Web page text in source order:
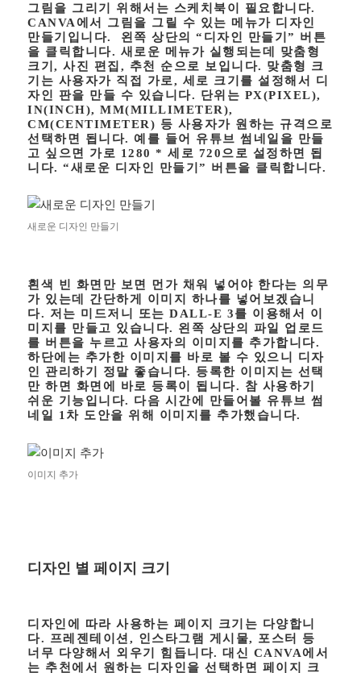
그림을 그리기 위해서는 스케치북이 필요합니다.
CANVA에서 그림을 그릴 수 있는 메뉴가 디자인
만들기입니다. 왼쪽 상단의 “ 디자인 만들기” 버튼
을 클릭합니다. 새로운 메뉴가 실행되는데 맞춤형
크기, 사진 편집, 추천 순으로 보입니다. 맞춤형 크
기는 사용자가 직접 가로, 세로 크기를 설정해서 디
자인 판을 만들 수 있습니다. 단위는 PX(PIXEL),
IN(INCH), MM(MILLIMETER),
CM(CENTIMETER) 등 사용자가 원하는 규격으로
선택하면 됩니다. 예를 들어 유튜브 썸네일을 만들
고 싶으면 가로 1280 * 세로 720으로 설정하면 됩
니다. “새로운 디자인 만들기” 버튼을 클릭합니다.
새로운 디자인 만들기
흰색 빈 화면만 보면 먼가 채워 넣어야 한다는 의무
가 있는데 간단하게 이미지 하나를 넣어보겠습니
다. 저는 미드저니 또는 DALL-E 3를 이용해서 이
미지를 만들고 있습니다. 왼쪽 상단의 파일 업로드
를 버튼을 누르고 사용자의 이미지를 추가합니다.
하단에는 추가한 이미지를 바로 볼 수 있으니 디자
인 관리하기 정말 좋습니다. 등록한 이미지는 선택
만 하면 화면에 바로 등록이 됩니다. 참 사용하기
쉬운 기능입니다. 다음 시간에 만들어볼 유튜브 썸
네일 1차 도안을 위해 이미지를 추가했습니다.
이미지 추가
디자인 별 페이지 크기
디자인에 따라 사용하는 페이지 크기는 다양합니
다. 프레젠테이션, 인스타그램 게시물, 포스터 등
너무 다양해서 외우기 힘듭니다. 대신 CANVA에서
는 추천에서 원하는 디자인을 선택하면 페이지 크